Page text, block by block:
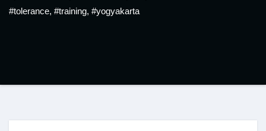
#tolerance, #training, #yogyakarta